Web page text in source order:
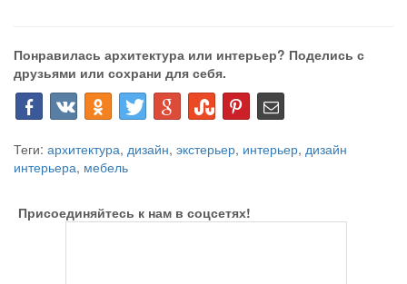
Понравилась архитектура или интерьер? Поделись с
друзьями или сохрани для себя.
Теги: архитектура, дизайн, экстерьер, интерьер, дизайн
интерьера, мебель
Присоединяйтесь к нам в соцсетях!